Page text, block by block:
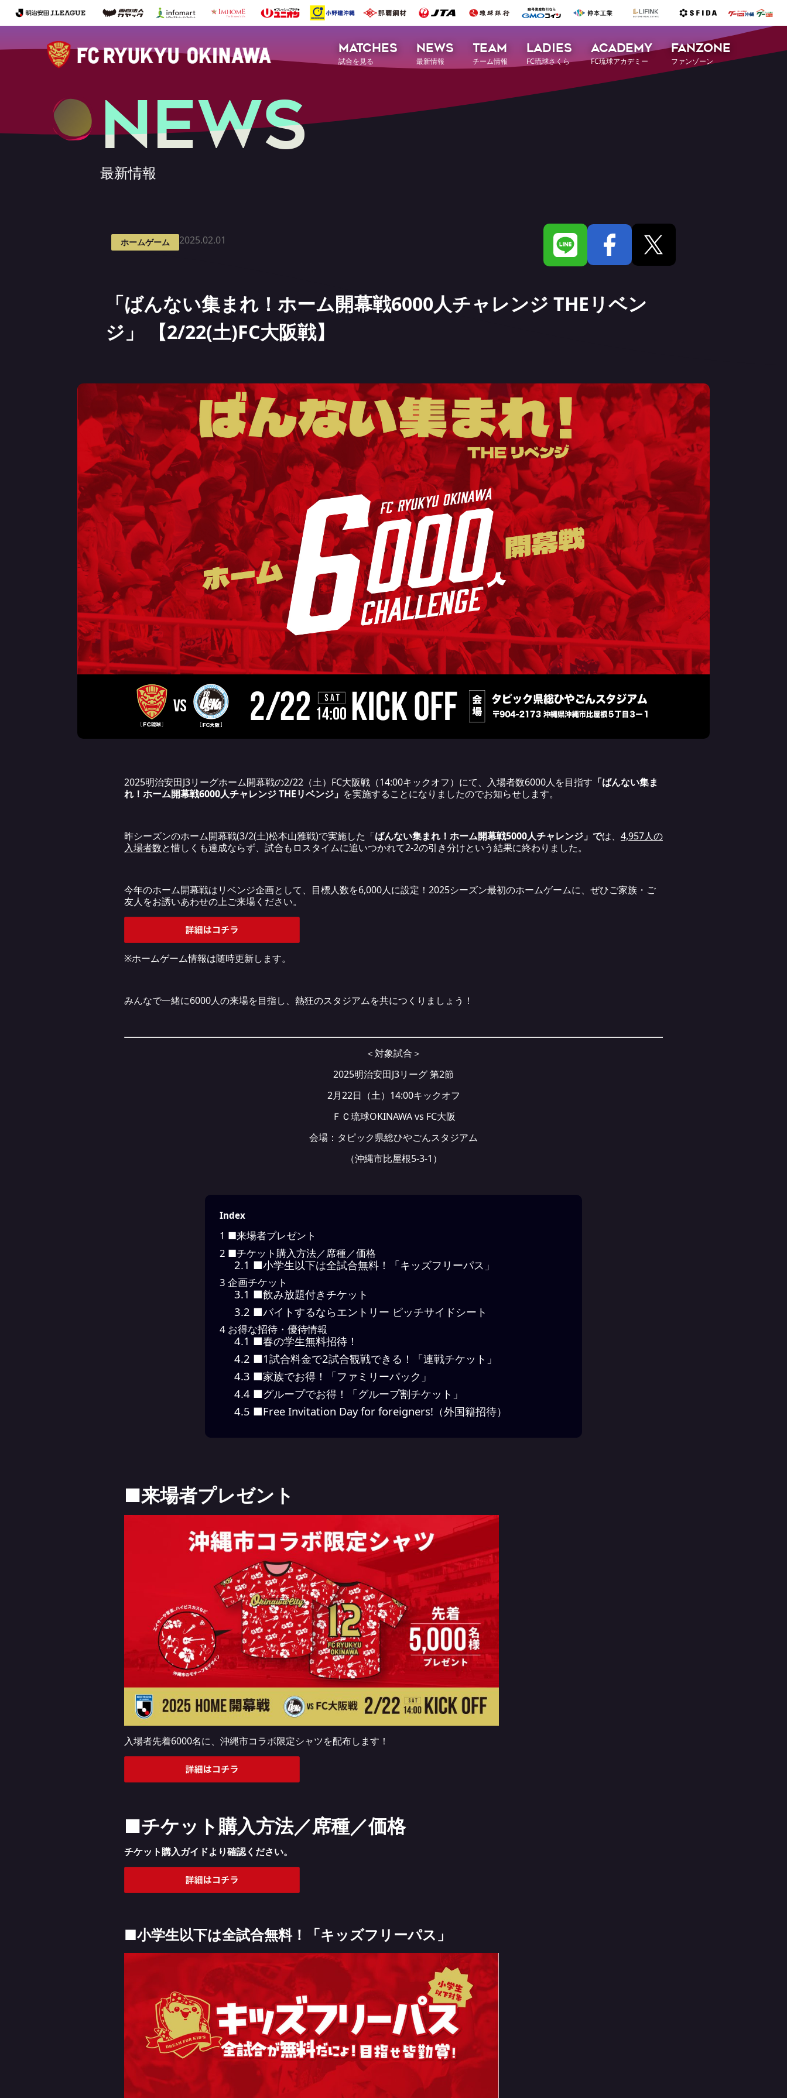
MATCHES
試合を見る
NEWS
最新情報
TEAM
チーム情報
LADIES
FC琉球さくら
ACADEMY
FC琉球アカデミー
FANZONE
ファンゾーン
NEWS
最新情報
ホームゲーム 2025.02.01
「ばんない集まれ！ホーム開幕戦6000人チャレンジ THEリベン
ジ」 【2/22(土)FC大阪戦】
2025明治安田J3リーグホーム開幕戦の2/22（土）FC大阪戦（14:00キックオフ）にて、入場者数6000人を目指す 「ばんない集ま
れ！ホーム開幕戦6000人チャレンジ THEリベンジ」 を実施することになりましたのでお知らせします。
昨シーズンのホーム開幕戦(3/2(土)松本山雅戦)で実施した「ばんない集まれ！ホーム開幕戦5000人チャレンジ」では、 4,957人の
入場者数と惜しくも達成ならず、試合もロスタイムに追いつかれて2-2の引き分けという結果に終わりました。
今年のホーム開幕戦はリベンジ企画として、目標人数を6,000人に設定！2025シーズン最初のホームゲームに、ぜひご家族・ご
友人をお誘いあわせの上ご来場ください。
※ホームゲーム情報は随時更新します。
みんなで一緒に6000人の来場を目指し、熱狂のスタジアムを共につくりましょう！
＜対象試合＞
2025明治安田J3リーグ 第2節
2月22日（土）14:00キックオフ
ＦＣ琉球OKINAWA vs FC大阪
会場：タピック県総ひやごんスタジアム
（沖縄市比屋根5-3-1）
Index
1 ■来場者プレゼント
2 ■チケット購入方法／席種／価格
2.1 ■小学生以下は全試合無料！「キッズフリーパス」
3 企画チケット
3.1 ■飲み放題付きチケット
3.2 ■バイトするならエントリー ピッチサイドシート
4 お得な招待・優待情報
4.1 ■春の学生無料招待！
4.2 ■1試合料金で2試合観戦できる！「連戦チケット」
4.3 ■家族でお得！「ファミリーパック」
4.4 ■グループでお得！「グループ割チケット」
4.5 ■Free Invitation Day for foreigners!（外国籍招待）
■来場者プレゼント
入場者先着6000名に、沖縄市コラボ限定シャツを配布します！
■チケット購入方法／席種／価格
チケット購入ガイドより確認ください。
■小学生以下は全試合無料！「キッズフリーパス」